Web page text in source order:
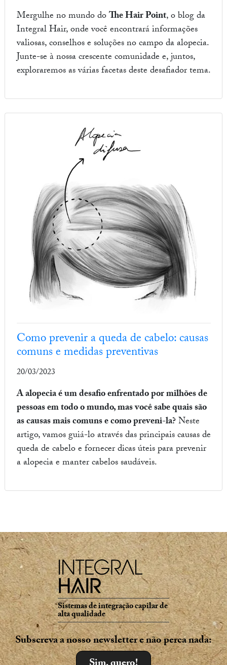
Mergulhe no mundo doThe Hair Point, o blog da
Integral Hair, onde você encontrará informações
valiosas, conselhos e soluções no campo da alopecia.
Junte-se à nossa crescente comunidade e, juntos,
exploraremos as várias facetas deste desafiador tema.
Como prevenir a queda de cabelo: causas
comuns e medidas preventivas
20/03/2023
A alopecia é um desafio enfrentado por milhões de
pessoas em todo o mundo, mas você sabe quais são
as causas mais comuns e como preveni-la?Neste
artigo, vamos guiá-lo através das principais causas de
queda de cabelo e fornecer dicas úteis para prevenir
a alopecia e manter cabelos saudáveis.
Sistemas de integração capilar de
alta qualidade
Subscreva a nosso newsletter e não perca nada: